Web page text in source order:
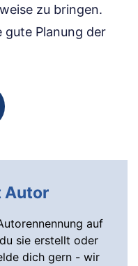
zu bringen.
gute Planung der
Autor
auf
sie erstellt oder
dich gern - wir